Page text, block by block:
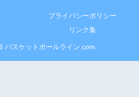
プライバシーポリシー
リンク集
バスケットボールライン.com.